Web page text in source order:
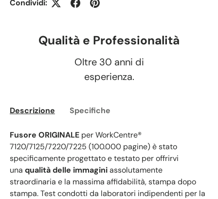
Condividi:
Qualità e Professionalità
Oltre 30 anni di
esperienza.
Descrizione Specifiche
Fusore ORIGINALE per WorkCentre®
7120/7125/7220/7225 (100.000 pagine) è stato
specificamente progettato e testato per offrirvi
una qualità delle immaginiassolutamente
straordinaria e la massima affidabilità, stampa dopo
stampa. Test condotti da laboratori indipendenti per la